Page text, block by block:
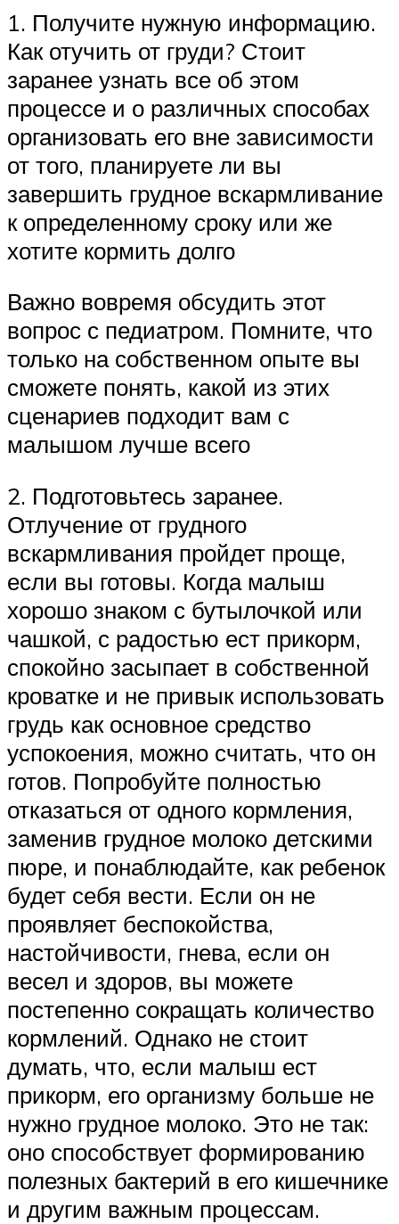
1. Получите нужную информацию.
Как отучить от груди? Стоит
заранее узнать все об этом
процессе и о различных способах
организовать его вне зависимости
от того, планируете ли вы
завершить грудное вскармливание
к определенному сроку или же
хотите кормить долго
Важно вовремя обсудить этот
вопрос с педиатром. Помните, что
только на собственном опыте вы
сможете понять, какой из этих
сценариев подходит вам с
малышом лучше всего
2. Подготовьтесь заранее.
Отлучение от грудного
вскармливания пройдет проще,
если вы готовы. Когда малыш
хорошо знаком с бутылочкой или
чашкой, с радостью ест прикорм,
спокойно засыпает в собственной
кроватке и не привык использовать
грудь как основное средство
успокоения, можно считать, что он
готов. Попробуйте полностью
отказаться от одного кормления,
заменив грудное молоко детскими
пюре, и понаблюдайте, как ребенок
будет себя вести. Если он не
проявляет беспокойства,
настойчивости, гнева, если он
весел и здоров, вы можете
постепенно сокращать количество
кормлений. Однако не стоит
думать, что, если малыш ест
прикорм, его организму больше не
нужно грудное молоко. Это не так:
оно способствует формированию
полезных бактерий в его кишечнике
и другим важным процессам.